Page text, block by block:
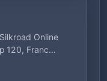
Online
120, Franc…